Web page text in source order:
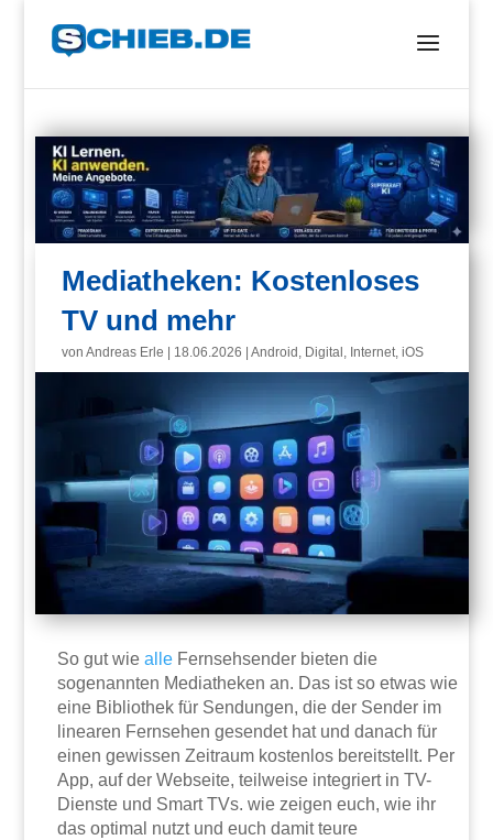
Mediatheken: Kostenloses
TV und mehr
vonAndreas Erle 18.06.2026 |Android , Digital , Internet,iOS
So gut wiealle Fernsehsender bieten die
sogenannten Mediatheken an. Das ist so etwas wie
eine Bibliothek für Sendungen, die der Sender im
linearen Fernsehen gesendet hat und danach für
einen gewissen Zeitraum kostenlos bereitstellt. Per
App, auf der Webseite, teilweise integriert in TV-
Dienste und Smart TVs. wie zeigen euch, wie ihr
das optimal nutzt und euch damit teure